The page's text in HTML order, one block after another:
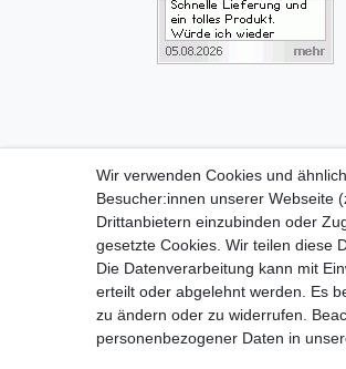
Wir verwenden Cookies und
Besucher:innen unserer Webseite
Drittanbietern einzubinden oder
gesetzte Cookies. Wir teilen diese
Die Datenverarbeitung kann mit
erteilt oder abgelehnt werden. Es
zu ändern oder zu widerrufen.
personenbezogener Daten in